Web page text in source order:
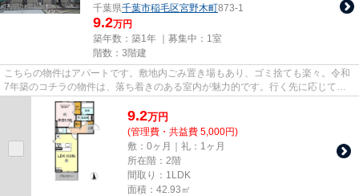
千葉県千葉市稲毛区宮野木町873-1
9.2万円
築年数：築1年 ｜募集中： 1室
階数：3階建
こちらの物件はアパートです。敷地内ごみ置き場もあり、ゴミ捨ても楽々。令和
7年築のコチラの物件は、落ち着きのある室内が魅力的です。行く先に応じて経
路を選べる、2駅利用可能な物...
9.2万円
(管理費・共益費 5,000円)
敷：0ヶ月｜礼：1ヶ月
所在階：2階
間取り：1LDK
面積：42.93㎡